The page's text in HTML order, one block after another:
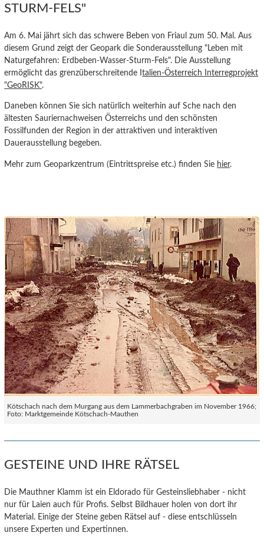
STURM-FELS"
Am 6. Mai jährt sich das schwere Beben von Friaul zum 50. Mal. Aus
diesem Grund zeigt der Geopark die Sonderausstellung "Leben mit
Naturgefahren: Erdbeben-Wasser-Sturm-Fels". Die Ausstellung
ermöglicht das grenzüberschreitende Italien-Österreich Interregprojekt
"GeoRISK".
Daneben können Sie sich natürlich weiterhin auf Sche nach den
ältesten Sauriernachweisen Österreichs und den schönsten
Fossilfunden der Region in der attraktiven und interaktiven
Dauerausstellung begeben.
Mehr zum Geoparkzentrum (Eintrittspreise etc.) finden Sie hier.
Kötschach nach dem Murgang aus dem Lammerbachgraben im November 1966;
Foto: Marktgemeinde Kötschach-Mauthen
GESTEINE UND IHRE RÄTSEL
Die Mauthner Klamm ist ein Eldorado für Gesteinsliebhaber - nicht
nur für Laien auch für Profis. Selbst Bildhauer holen von dort ihr
Material. Einige der Steine geben Rätsel auf - diese entschlüsseln
unsere Experten und Expertinnen.